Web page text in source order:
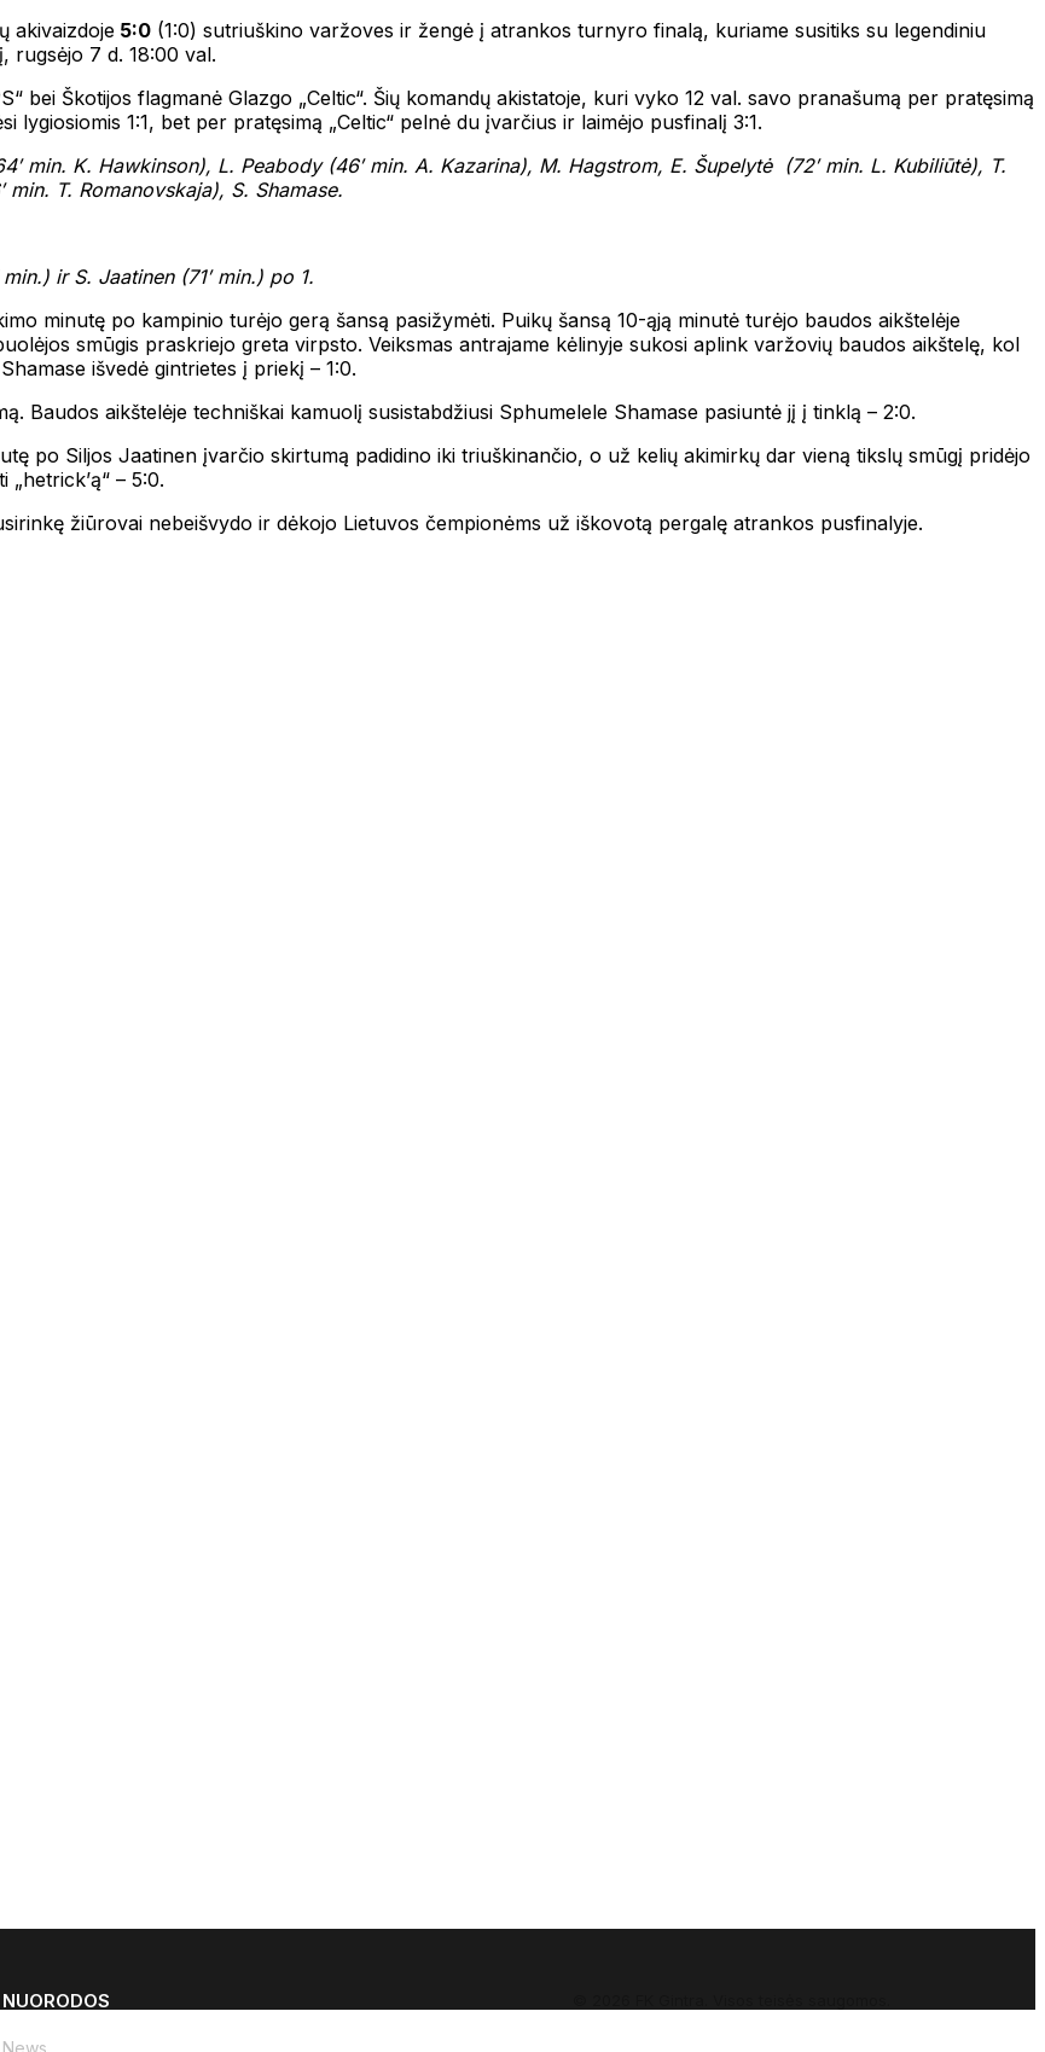
akivaizdoje 5:0 (1:0) sutriuškino varžoves ir žengė į atrankos turnyro finalą, kuriame susitiks su legendiniu
rugsėjo 7 d. 18:00 val.
bei Škotijos flagmanė Glazgo „Celtic“. Šių komandų akistatoje, kuri vyko 12 val. savo pranašumą per pratęsimą
1:1, bet per pratęsimą „Celtic“ pelnė du įvarčius ir laimėjo pusfinalį 3:1.
min. K. Hawkinson), L. Peabody (46′ min. A. Kazarina), M. Hagstrom, E. Šupelytė (72′ min. L. Kubiliūtė), T.
min. T. Romanovskaja), S. Shamase.
ir S. Jaatinen (71′ min.) po 1.
minutę po kampinio turėjo gerą šansą pasižymėti. Puikų šansą 10-ąją minutė turėjo baudos aikštelėje
smūgis praskriejo greta virpsto. Veiksmas antrajame kėlinyje sukosi aplink varžovių baudos aikštelę, kol
išvedė gintrietes į priekį – 1:0.
Baudos aikštelėje techniškai kamuolį susistabdžiusi Sphumelele Shamase pasiuntė jį į tinklą – 2:0.
po Siljos Jaatinen įvarčio skirtumą padidino iki triuškinančio, o už kelių akimirkų dar vieną tikslų smūgį pridėjo
– 5:0.
žiūrovai nebeišvydo ir dėkojo Lietuvos čempionėms už iškovotą pergalę atrankos pusfinalyje.
NUORODOS
News